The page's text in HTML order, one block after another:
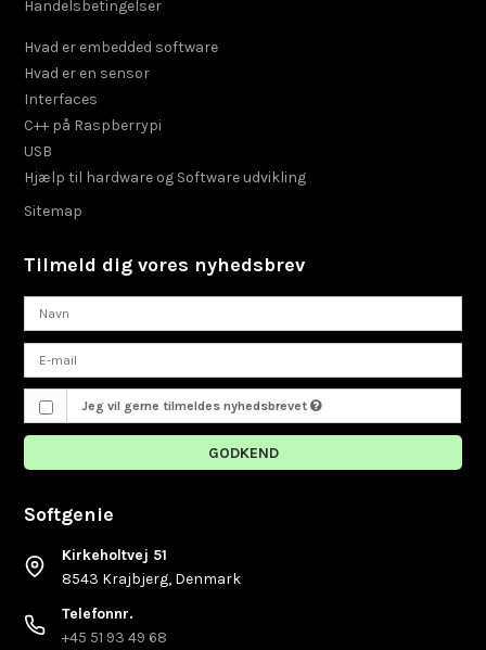
Handelsbetingelser
Hvad er embedded software
Hvad er en sensor
Interfaces
C++ på Raspberrypi
USB
Hjælp til hardware og Software udvikling
Sitemap
Tilmeld dig vores nyhedsbrev
Jeg vil gerne tilmeldes nyhedsbrevet
GODKEND
Softgenie
Kirkeholtvej 51
8543 Krajbjerg, Denmark
Telefonnr.
+45 51 93 49 68